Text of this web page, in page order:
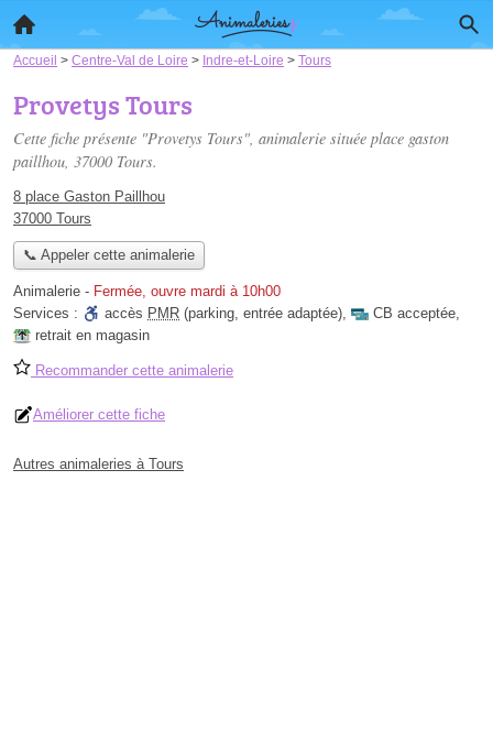
Accueil > Centre-Val de Loire > Indre-et-Loire > Tours
Provetys Tours
Cette fiche présente "Provetys Tours", animalerie située place gaston
paillhou, 37000 Tours.
8 place Gaston Paillhou
37000 Tours
📞 Appeler cette animalerie
Animalerie - Fermée, ouvre mardi à 10h00
Services :
accès PMR (parking, entrée adaptée), CB acceptée,
retrait en magasin
Recommander cette animalerie
Améliorer cette fiche
Autres animaleries à Tours